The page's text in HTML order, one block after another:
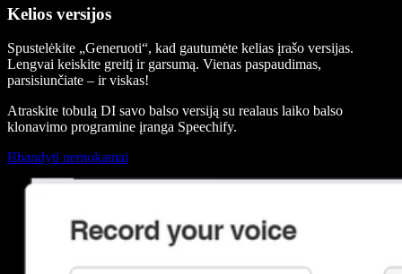
Kelios versijos
Spustelėkite „Generuoti“, kad gautumėte kelias įrašo versijas.
Lengvai keiskite greitį ir garsumą. Vienas paspaudimas,
parsisiunčiate – ir viskas!
Atraskite tobulą DI savo balso versiją su realaus laiko balso
klonavimo programine įranga Speechify.
Išbandyti nemokamai